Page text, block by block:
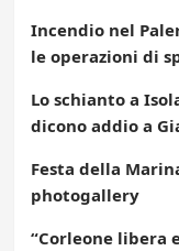
Incendio nel
le operazioni di
Lo schianto a
dicono addio a
Festa della
photogallery
“Corleone libera